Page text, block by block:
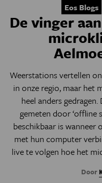
Eos Blogs
De vinger
Weerstations vertellen
in onze regio, maar het
heel anders
gemeten door ‘offline
beschikbaar is wanneer
met hun computer
live te volgen hoe het
Door